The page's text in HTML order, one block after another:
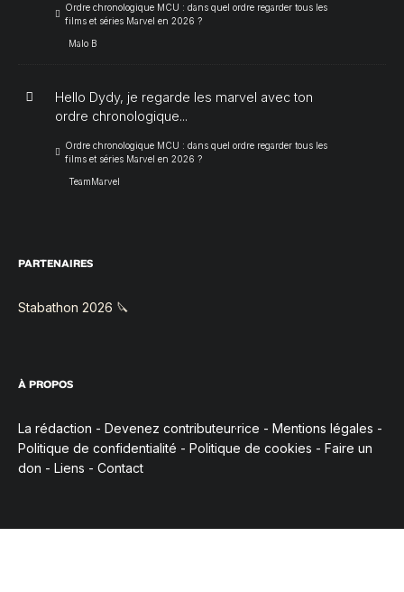
Ordre chronologique MCU : dans quel ordre regarder tous les
films et séries Marvel en 2026 ?
Malo B
Hello Dydy, je regarde les marvel avec ton
ordre chronologique...
Ordre chronologique MCU : dans quel ordre regarder tous les
films et séries Marvel en 2026 ?
TeamMarvel
PARTENAIRES
Stabathon 2026 🔪
À PROPOS
La rédaction - Devenez contributeur·rice - Mentions légales -
Politique de confidentialité - Politique de cookies - Faire un
don - Liens - Contact